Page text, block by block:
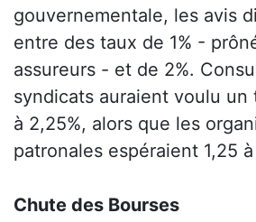
gouvernementale, les avis
entre des taux de 1% -
assureurs - et de 2%.
syndicats auraient voulu un
à 2,25%, alors que les
patronales espéraient 1,25 à
Chute des Bourses